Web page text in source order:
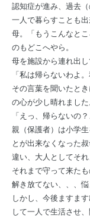
認知症が進み、過去
一人で暮らすことも
母。「もうこんなと
のもどこへやら。
母を施設から連れ出
「私は帰らないわよ
その言葉を聞いたと
の心が少し晴れました
「えっ、帰らないの
親（保護者）は小学
とが出来なくなった
違い、大人としてそ
それまで守って来た
解き放てない、、、悩
しかし、今後ますま
して一人で生活させ